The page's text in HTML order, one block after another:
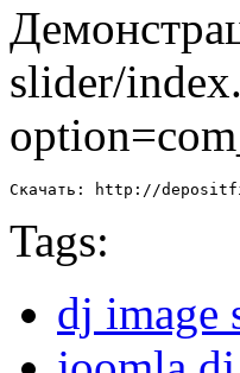
slider/
Скачать: http://
Tags:
dj image